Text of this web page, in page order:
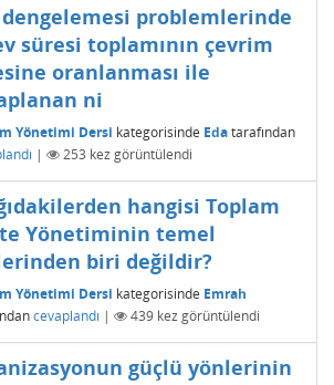
problemlerinde
süresi toplamının çevrim
oranlanması ile
ni
Yönetimi Dersi kategorisinde Eda tarafından
| 253 kez görüntülendi
hangisi Toplam
Yönetiminin temel
biri değildir?
Yönetimi Dersi kategorisinde Emrah
cevaplandı | 439kez görüntülendi
güçlü yönlerinin